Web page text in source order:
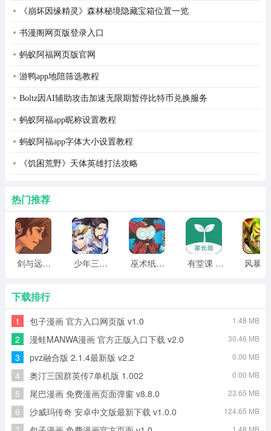
配音：冰河流(绿川光)
就读于医科大学的主人公，有些厌世和忧郁的男青年。因
为交通事故而失去了双亲，自己也身受重伤。在不可思议
的恢复后回到了大学。但在生还后因受创而患上了严重的
样。在这个令他绝望的病态世界中，遇到了眼中唯一正常
的少女——沙耶，产生了感情，之后同居在一起。
3、户尾耕司(とのおこうじ)
配音：片冈大二郎(松本保典)
郁纪的好朋友。对于郁纪在遭受事故后对世界突然改变态
度而感到奇怪，想和青海以及瑶共同努力恢复同郁纪的关
《崩坏因缘精灵》森林秘境隐藏宝箱位置一览
书漫阁网页版登录入口
蚂蚁阿福网页版官网
游鸭app地陪筛选教程
Boltz因AI辅助攻击加速无限期暂停比特币兑换服务
蚂蚁阿福app昵称设置教程
蚂蚁阿福app字体大小设置教程
《饥困荒野》天体英雄打法攻略
热门推荐
剑与远行人全角色版 vv1.14 少年三国志2无限元宝版最新版 vv5.3.9 巫术纸牌游戏 vv1.1.14 有堂课 v1.2.2
下载排行
1 包子漫画 官方入口网页版 v1.0 1.48 MB
2 漫蛙MANWA漫画 官方正版入口下载 v2.0 30.46 MB
3 pvz融合版 2.1.4最新版 v2.2 0.00 MB
4 奥汀三国群英传7单机版 1.002 0.00 MB
5 尾巴漫画 免费漫画页面弹窗 v8.8.0 23.65 MB
6 沙威玛传奇 安卓中文版最新下载 v1.0.0 124.65 MB
1.48 MB